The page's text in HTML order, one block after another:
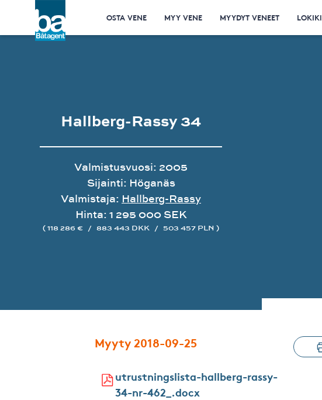
OSTA VENE MYY VENE MYYDYT VENEET
Hallberg-Rassy 34
Valmistusvuosi: 2005
Sijainti: Höganäs
Valmistaja: Hallberg-Rassy
Hinta: 1 295 000 SEK
( 118 286 € / 883 443 DKK / 503 457 PLN )
Myyty 2018-09-25
utrustningslista-hallberg-rassy-
34-nr-462_.docx